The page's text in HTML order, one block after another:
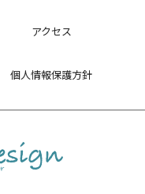
アクセス
個人情報保護方針